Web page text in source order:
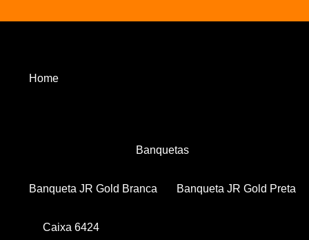
Home
Banquetas
Banqueta JR Gold Branca Banqueta JR Gold Preta
Caixa 6424